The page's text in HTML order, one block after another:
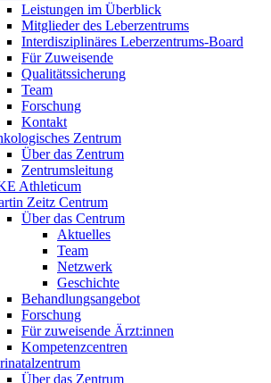
Leistungen im Überblick
Mitglieder des Leberzentrums
Interdisziplinäres Leberzentrums-Board
Für Zuweisende
Qualitätssicherung
Team
Forschung
Kontakt
Zentrum
Über das Zentrum
Zentrumsleitung
Athleticum
Zeitz Centrum
Über das Centrum
Aktuelles
Team
Netzwerk
Geschichte
Behandlungsangebot
Forschung
Für zuweisende Ärzt:innen
Kompetenzcentren
Über das Zentrum